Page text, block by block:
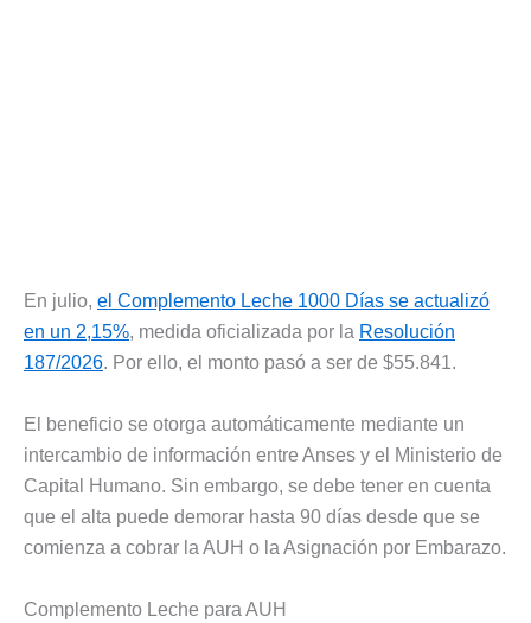
En julio, el Complemento Leche 1000 Días se actualizó
en un 2,15%, medida oficializada por la Resolución
187/2026. Por ello, el monto pasó a ser de $55.841.
El beneficio se otorga automáticamente mediante un
intercambio de información entre Anses y el Ministerio de
Capital Humano. Sin embargo, se debe tener en cuenta
que el alta puede demorar hasta 90 días desde que se
comienza a cobrar la AUH o la Asignación por Embarazo.
Complemento Leche para AUH